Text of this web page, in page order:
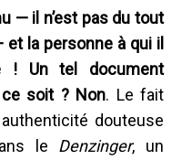
— il n’est pas du tout
la personne à qui il
! Un tel document
soit ? Non. Le fait
douteuse
le Denzinger, un